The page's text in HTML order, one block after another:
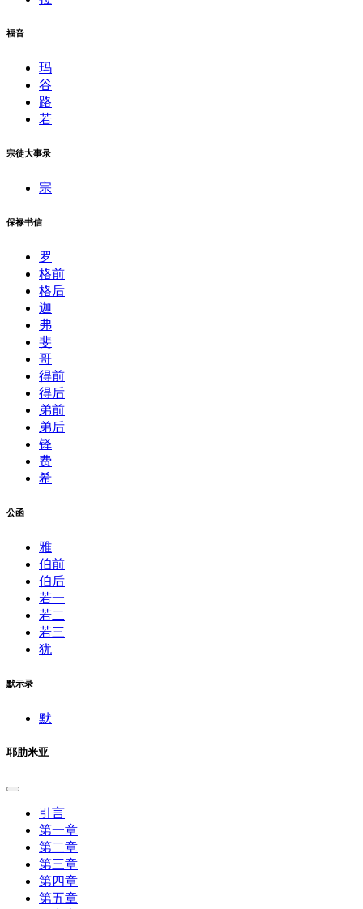
福音
玛
谷
路
若
宗徒大事录
宗
保禄书信
罗
格前
格后
迦
弗
斐
哥
得前
得后
弟前
弟后
铎
费
希
公函
雅
伯前
伯后
若一
若二
若三
犹
默示录
默
耶肋米亚
引言
第一章
第二章
第三章
第四章
第五章